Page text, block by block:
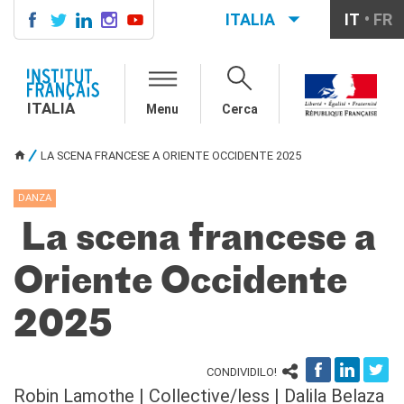
CORSI DI FRANCESE
CERTIFICAZIONI
Test (TCF, TEF)
Contatti
Riconoscimento diplomi
ITALIA IT FR
ITALIA Menu Cerca
LA SCENA FRANCESE A ORIENTE OCCIDENTE 2025
DANZA
La scena francese a
Oriente Occidente
2025
CONDIVIDILO!
Robin Lamothe | Collective/less | Dalila Belaza